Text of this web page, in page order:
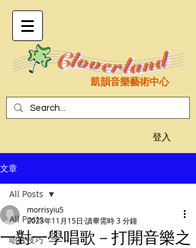
凱韻音樂藝術中心
登入
文章
All Posts
唱歌技巧
All Posts
一對一學唱歌－打開音樂之
morrisyiu5
2023年11月15日 讀畢需時 3 分鐘